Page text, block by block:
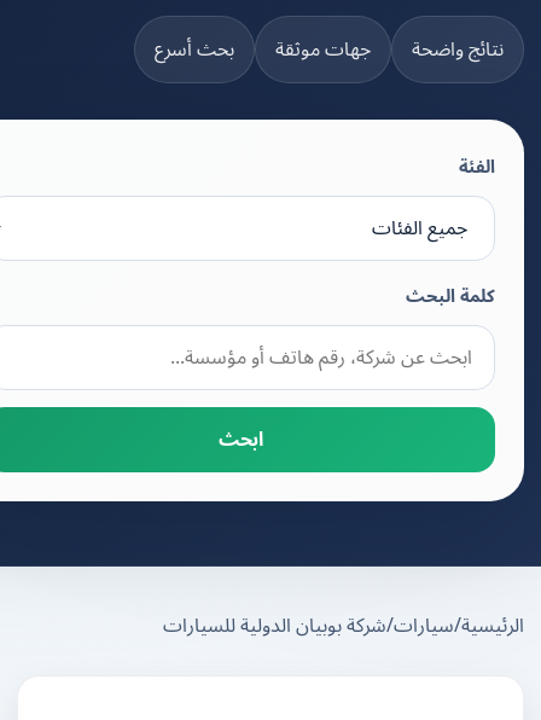
واضحة جهات موثقة بحث أسرع
كلمة البحث
ابحث
/سيارات/شركة بوبيان الدولية للسيارات